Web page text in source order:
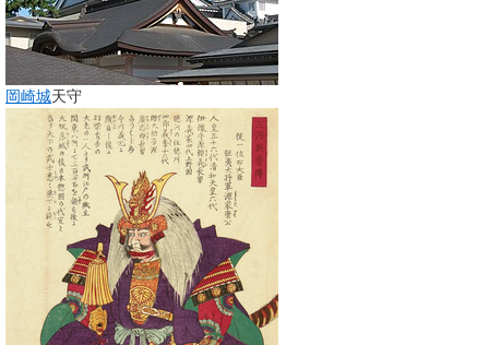
岡崎城天守